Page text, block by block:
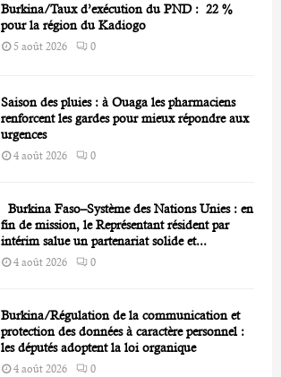
Burkina/Taux d’exécution du PND : 22 %
pour la région du Kadiogo
5 août 2026 0
Saison des pluies : à Ouaga les pharmaciens
renforcent les gardes pour mieux répondre aux
urgences
4 août 2026 0
Burkina Faso–Système des Nations Unies : en
fin de mission, le Représentant résident par
intérim salue un partenariat solide et...
4 août 2026 0
Burkina/Régulation de la communication et
protection des données à caractère personnel :
les députés adoptent la loi organique
4 août 2026 0